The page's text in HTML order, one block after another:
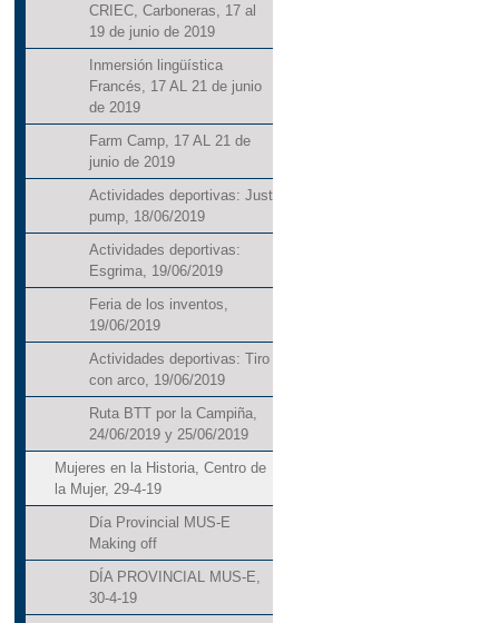
CRIEC, Carboneras, 17 al
19 de junio de 2019
Inmersión lingüística
Francés, 17 AL 21 de junio
de 2019
Farm Camp, 17 AL 21 de
junio de 2019
Actividades deportivas: Just
pump, 18/06/2019
Actividades deportivas:
Esgrima, 19/06/2019
Feria de los inventos,
19/06/2019
Actividades deportivas: Tiro
con arco, 19/06/2019
Ruta BTT por la Campiña,
24/06/2019 y 25/06/2019
Mujeres en la Historia, Centro de
la Mujer, 29-4-19
Día Provincial MUS-E
Making off
DÍA PROVINCIAL MUS-E,
30-4-19